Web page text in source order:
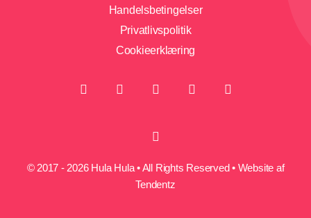
Handelsbetingelser
Privatlivspolitik
Cookieerklæring
© 2017 - 2026 Hula Hula • All Rights Reserved • Website af
Tendentz